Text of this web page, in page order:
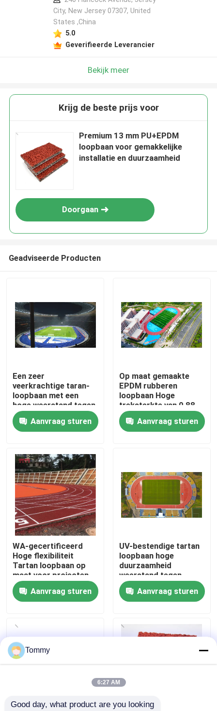
Huis
Producten
Video's
Over Ons
Fabriekstour
Kwaliteitscontrole
Nieuws
Offerte Aanvragen
City, New Jersey 07307, United
States ,China
5.0
Geverifieerde Leverancier
Bekijk meer
Krijg de beste prijs voor
Premium 13 mm PU+EPDM
loopbaan voor gemakkelijke
installatie en duurzaamheid
Doorgaan
Geadviseerde Producten
Een zeer
veerkrachtige taran-
loopbaan met een
hoge weerstand tegen
beschadiging
Aanvraag sturen
Op maat gemaakte
EPDM rubberen
loopbaan Hoge
treksterkte van 0,88
N/m2
Aanvraag sturen
WA-gecertificeerd
Hoge flexibiliteit
Tartan loopbaan op
maat voor projecten
Aanvraag sturen
UV-bestendige tartan
loopbaan hoge
duurzaamheid
weerstand tegen
schade
Aanvraag sturen
Tommy
6:27 AM
Good day, what product are you looking